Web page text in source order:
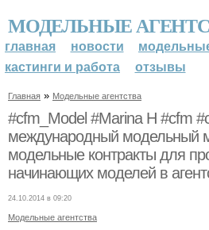
МОДЕЛЬНЫЕ
главная новости
кастинги и работа
отзывы
Главная » Модельные агентства
#cfm_Model #Marina H #cfm
международный модельный
модельные контракты для
начинающих моделей в
24.10.2014 в 09:20
Модельные агентства